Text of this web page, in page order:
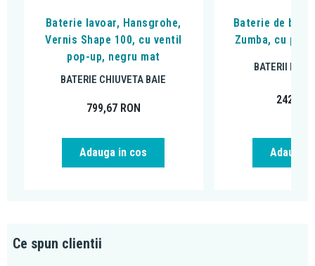
Baterie lavoar, Hansgrohe,
Vernis Shape 100, cu ventil
pop-up, negru mat
BATERIE CHIUVETA BAIE
799,67 RON
Adauga in cos
Baterie de
Zumba, cu
BATERII DE
242,99
Adauga
Ce spun clientii